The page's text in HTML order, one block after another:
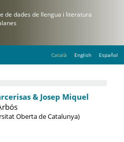
Català English Español
& Josep Miquel
Oberta de Catalunya)